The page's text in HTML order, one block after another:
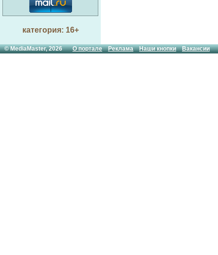
категория: 16+
© MediaMaster, 2026О портале Реклама Наши кнопки Вакансии